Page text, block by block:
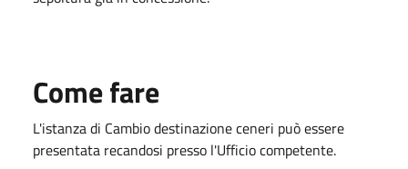
Come fare
L'istanza di Cambio destinazione ceneri può essere
presentata recandosi presso l'Ufficio competente.